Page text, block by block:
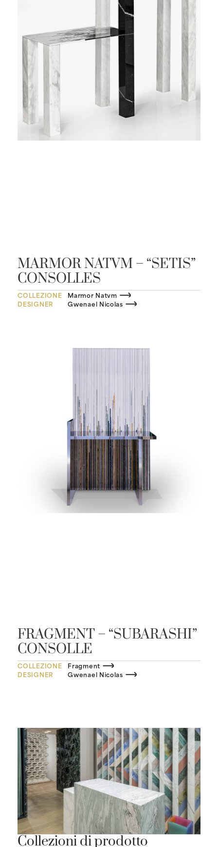
MARMOR NATVM – “SETIS”
CONSOLLES
COLLEZIONE
Marmor Natvm
DESIGNER
Gwenael Nicolas
FRAGMENT – “SUBARASHI”
CONSOLLE
COLLEZIONE
Fragment
DESIGNER
Gwenael Nicolas
Collezioni di prodotto